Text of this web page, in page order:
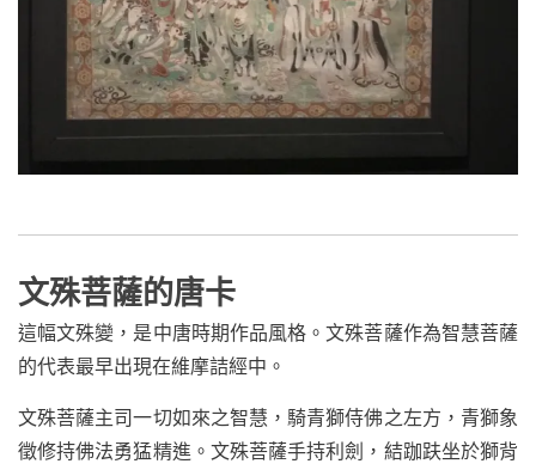
文殊菩薩的唐卡
這幅文殊變，是中唐時期作品風格。文殊菩薩作為智慧菩薩
的代表最早出現在維摩詰經中。
文殊菩薩主司一切如來之智慧，騎青獅侍佛之左方，青獅象
徵修持佛法勇猛精進。文殊菩薩手持利劍，結跏趺坐於獅背